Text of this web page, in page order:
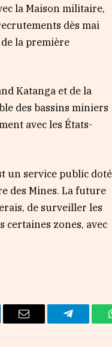
la Maison militaire,
dès mai
la première
Katanga et de la
des bassins miniers
avec les États-
un service public doté
des Mines. La future
de surveiller les
certaines zones, avec
Email Telegram